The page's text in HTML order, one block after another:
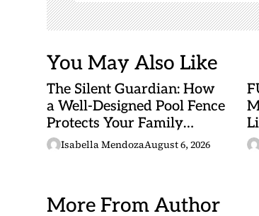
o
n
You May Also Like
The Silent Guardian: How
a Well-Designed Pool Fence
Protects Your Family
Every Day
Isabella MendozaAugust 6, 2026
More From Author